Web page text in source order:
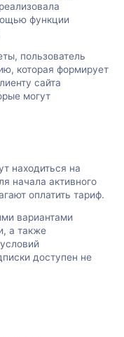
функции
пользователь
которая формирует
сайта
могут
находиться на
начала активного
оплатить тариф.
вариантами
а также
доступен не